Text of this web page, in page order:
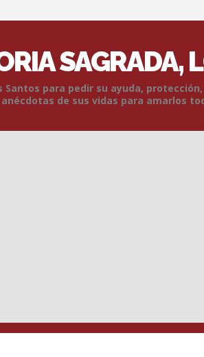
SAGRADA,
Santos para pedir su ayuda,
anécdotas de sus vidas para amarlos